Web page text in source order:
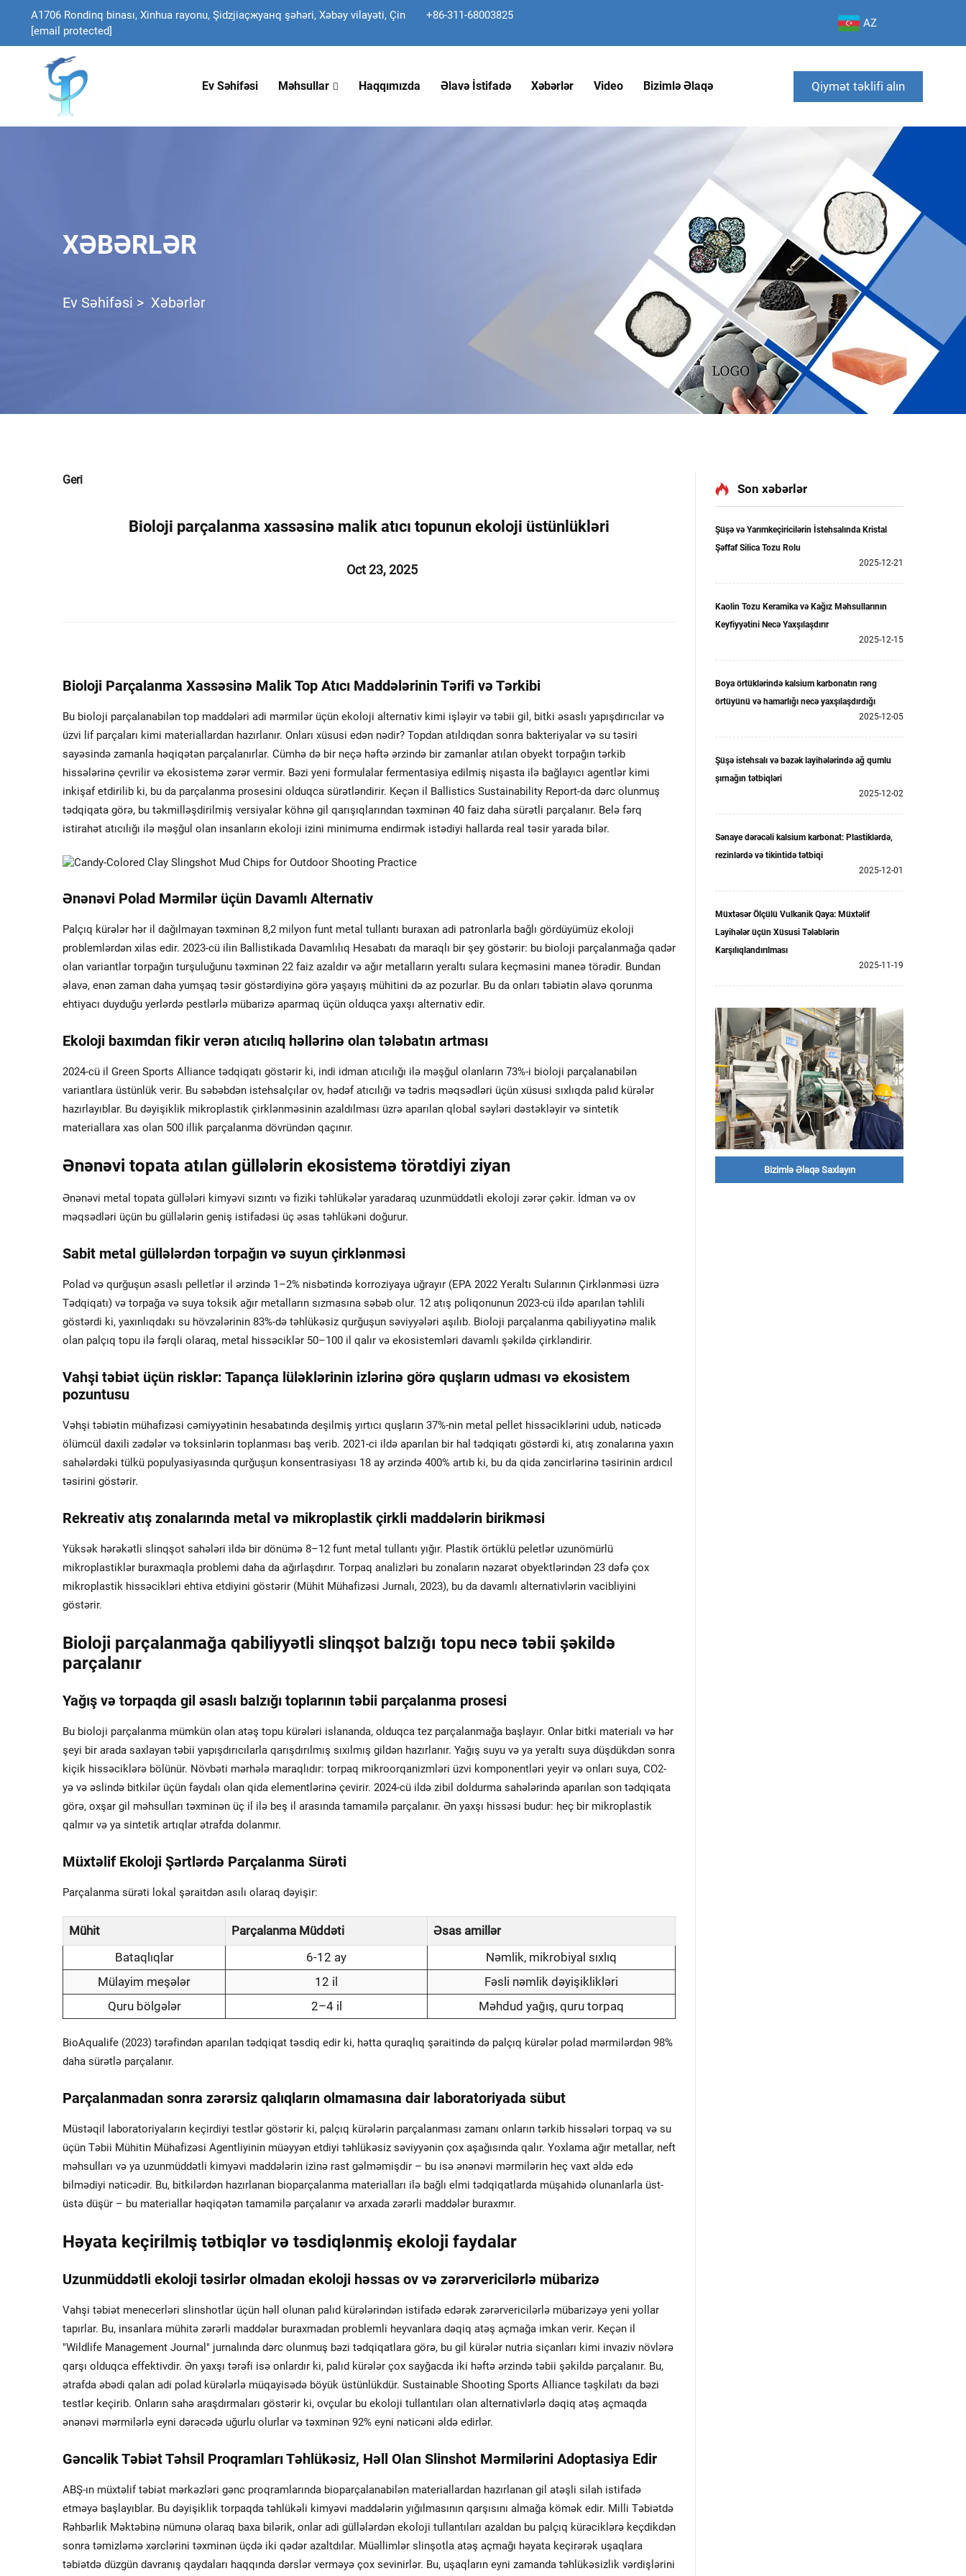
A1706 Rondinq binası, Xinhua rayonu, Şidzjiaçжуанq şəhəri, Xəbəy vilayəti, Çin
+86-311-68003825
[email protected]
AZ
Ev Səhifəsi Məhsullar Haqqımızda Əlavə İstifadə Xəbərlər Video Bizimlə Əlaqə Qiymət təklifi alın
XƏBƏRLƏR
Ev Səhifəsi > Xəbərlər
Geri
Bioloji parçalanma xassəsinə malik atıcı topunun ekoloji üstünlükləri
Oct 23, 2025
Bioloji Parçalanma Xassəsinə Malik Top Atıcı Maddələrinin Tərifi və Tərkibi
Bu bioloji parçalanabilən top maddələri adi mərmilər üçün ekoloji alternativ kimi işləyir və təbii gil, bitki əsaslı yapışdırıcılar və
üzvi lif parçaları kimi materiallardan hazırlanır. Onları xüsusi edən nədir? Topdan atıldıqdan sonra bakteriyalar və su təsiri
sayəsində zamanla həqiqətən parçalanırlar. Cümhə də bir neçə həftə ərzində bir zamanlar atılan obyekt torpağın tərkib
hissələrinə çevrilir və ekosistemə zərər vermir. Bəzi yeni formulalar fermentasiya edilmiş nişasta ilə bağlayıcı agentlər kimi
inkişaf etdirilib ki, bu da parçalanma prosesini olduqca sürətləndirir. Keçən il Ballistics Sustainability Report-da dərc olunmuş
tədqiqata görə, bu təkmilləşdirilmiş versiyalar köhnə gil qarışıqlarından təxminən 40 faiz daha sürətli parçalanır. Belə fərq
istirahət atıcılığı ilə məşğul olan insanların ekoloji izini minimuma endirmək istədiyi hallarda real təsir yarada bilər.
Ənənəvi Polad Mərmilər üçün Davamlı Alternativ
Palçıq kürələr hər il dağılmayan təxminən 8,2 milyon funt metal tullantı buraxan adi patronlarla bağlı gördüyümüz ekoloji
problemlərdən xilas edir. 2023-cü ilin Ballistikada Davamlılıq Hesabatı da maraqlı bir şey göstərir: bu bioloji parçalanmağa qadər
olan variantlar torpağın turşuluğunu təxminən 22 faiz azaldır və ağır metalların yeraltı sulara keçməsini maneə törədir. Bundan
əlavə, enən zaman daha yumşaq təsir göstərdiyinə görə yaşayış mühitini də az pozurlar. Bu da onları təbiətin əlavə qorunma
ehtiyacı duyduğu yerlərdə pestlərlə mübarizə aparmaq üçün olduqca yaxşı alternativ edir.
Ekoloji baxımdan fikir verən atıcılıq həllərinə olan tələbatın artması
2024-cü il Green Sports Alliance tədqiqatı göstərir ki, indi idman atıcılığı ilə məşğul olanların 73%-i bioloji parçalanabilən
variantlara üstünlük verir. Bu səbəbdən istehsalçılar ov, hədəf atıcılığı və tədris məqsədləri üçün xüsusi sıxlıqda palıd kürələr
hazırlayıblar. Bu dəyişiklik mikroplastik çirklənməsinin azaldılması üzrə aparılan qlobal səyləri dəstəkləyir və sintetik
materiallara xas olan 500 illik parçalanma dövründən qaçınır.
Ənənəvi topata atılan güllələrin ekosistemə törətdiyi ziyan
Ənənəvi metal topata güllələri kimyəvi sızıntı və fiziki təhlükələr yaradaraq uzunmüddətli ekoloji zərər çəkir. İdman və ov
məqsədləri üçün bu güllələrin geniş istifadəsi üç əsas təhlükəni doğurur.
Sabit metal güllələrdən torpağın və suyun çirklənməsi
Polad və qurğuşun əsaslı pelletlər il ərzində 1–2% nisbətində korroziyaya uğrayır (EPA 2022 Yeraltı Sularının Çirklənməsi üzrə
Tədqiqatı) və torpağa və suya toksik ağır metalların sızmasına səbəb olur. 12 atış poliqonunun 2023-cü ildə aparılan təhlili
göstərdi ki, yaxınlıqdakı su hövzələrinin 83%-də təhlükəsiz qurğuşun səviyyələri aşılıb. Bioloji parçalanma qabiliyyətinə malik
olan palçıq topu ilə fərqli olaraq, metal hissəciklər 50–100 il qalır və ekosistemləri davamlı şəkildə çirkləndirir.
Vahşi təbiət üçün risklər: Tapança lüləklərinin izlərinə görə quşların udması və ekosistem
pozuntusu
Vəhşi təbiətin mühafizəsi cəmiyyətinin hesabatında deşilmiş yırtıcı quşların 37%-nin metal pellet hissəciklərini udub, nəticədə
ölümcül daxili zədələr və toksinlərin toplanması baş verib. 2021-ci ildə aparılan bir hal tədqiqatı göstərdi ki, atış zonalarına yaxın
sahələrdəki tülkü populyasiyasında qurğuşun konsentrasiyası 18 ay ərzində 400% artıb ki, bu da qida zəncirlərinə təsirinin ardıcıl
təsirini göstərir.
Rekreativ atış zonalarında metal və mikroplastik çirkli maddələrin birikməsi
Yüksək hərəkətli slinqşot sahələri ildə bir dönümə 8–12 funt metal tullantı yığır. Plastik örtüklü peletlər uzunömürlü
mikroplastiklər buraxmaqla problemi daha da ağırlaşdırır. Torpaq analizləri bu zonaların nəzarət obyektlərindən 23 dəfə çox
mikroplastik hissəcikləri ehtiva etdiyini göstərir (Mühit Mühafizəsi Jurnalı, 2023), bu da davamlı alternativlərin vacibliyini
göstərir.
Bioloji parçalanmağa qabiliyyətli slinqşot balzığı topu necə təbii şəkildə
parçalanır
Yağış və torpaqda gil əsaslı balzığı toplarının təbii parçalanma prosesi
Bu bioloji parçalanma mümkün olan atəş topu kürələri islananda, olduqca tez parçalanmağa başlayır. Onlar bitki materialı və hər
şeyi bir arada saxlayan təbii yapışdırıcılarla qarışdırılmış sıxılmış gildən hazırlanır. Yağış suyu və ya yeraltı suya düşdükdən sonra
kiçik hissəciklərə bölünür. Növbəti mərhələ maraqlıdır: torpaq mikroorqanizmləri üzvi komponentləri yeyir və onları suya, CO2-
yə və əslində bitkilər üçün faydalı olan qida elementlərinə çevirir. 2024-cü ildə zibil doldurma sahələrində aparılan son tədqiqata
görə, oxşar gil məhsulları təxminən üç il ilə beş il arasında tamamilə parçalanır. Ən yaxşı hissəsi budur: heç bir mikroplastik
qalmır və ya sintetik artıqlar ətrafda dolanmır.
Müxtəlif Ekoloji Şərtlərdə Parçalanma Sürəti
Parçalanma sürəti lokal şəraitdən asılı olaraq dəyişir:
Mühit Parçalanma Müddəti
Əsas amillər
Bataqlıqlar
6-12 ay
Nəmlik, mikrobiyal sıxlıq
Mülayim meşələr
12 il
Fəsli nəmlik dəyişiklikləri
Quru bölgələr
2–4 il Məhdud yağış, quru torpaq
BioAqualife (2023) tərəfindən aparılan tədqiqat təsdiq edir ki, hətta quraqlıq şəraitində də palçıq kürələr polad mərmilərdən 98%
daha sürətlə parçalanır.
Parçalanmadan sonra zərərsiz qalıqların olmamasına dair laboratoriyada sübut
Müstəqil laboratoriyaların keçirdiyi testlər göstərir ki, palçıq kürələrin parçalanması zamanı onların tərkib hissələri torpaq və su
üçün Təbii Mühitin Mühafizəsi Agentliyinin müəyyən etdiyi təhlükəsiz səviyyənin çox aşağısında qalır. Yoxlama ağır metallar, neft
məhsulları və ya uzunmüddətli kimyəvi maddələrin izinə rast gəlməmişdir – bu isə ənənəvi mərmilərin heç vaxt əldə edə
bilmədiyi nəticədir. Bu, bitkilərdən hazırlanan bioparçalanma materialları ilə bağlı elmi tədqiqatlarda müşahidə olunanlarla üst-
üstə düşür – bu materiallar həqiqətən tamamilə parçalanır və arxada zərərli maddələr buraxmır.
Həyata keçirilmiş tətbiqlər və təsdiqlənmiş ekoloji faydalar
Uzunmüddətli ekoloji təsirlər olmadan ekoloji həssas ov və zərərvericilərlə mübarizə
Vahşi təbiət menecerləri slinshotlar üçün həll olunan palıd kürələrindən istifadə edərək zərərvericilərlə mübarizəyə yeni yollar
tapırlar. Bu, insanlara mühitə zərərli maddələr buraxmadan problemli heyvanlara dəqiq atəş açmağa imkan verir. Keçən il
"Wildlife Management Journal" jurnalında dərc olunmuş bəzi tədqiqatlara görə, bu gil kürələr nutria siçanları kimi invaziv növlərə
qarşı olduqca effektivdir. Ən yaxşı tərəfi isə onlardır ki, palıd kürələr çox sayğacda iki həftə ərzində təbii şəkildə parçalanır. Bu,
ətrafda əbədi qalan adi polad kürələrlə müqayisədə böyük üstünlükdür. Sustainable Shooting Sports Alliance təşkilatı da bəzi
testlər keçirib. Onların sahə araşdırmaları göstərir ki, ovçular bu ekoloji tullantıları olan alternativlərlə dəqiq atəş açmaqda
ənənəvi mərmilərlə eyni dərəcədə uğurlu olurlar və təxminən 92% eyni nəticəni əldə edirlər.
Gəncəlik Təbiət Təhsil Proqramları Təhlükəsiz, Həll Olan Slinshot Mərmilərini Adoptasiya Edir
ABŞ-ın müxtəlif təbiət mərkəzləri gənc proqramlarında bioparçalanabilən materiallardan hazırlanan gil atəşli silah istifadə
etməyə başlayıblar. Bu dəyişiklik torpaqda təhlükəli kimyəvi maddələrin yığılmasının qarşısını almağa kömək edir. Milli Təbiətdə
Rəhbərlik Məktəbinə nümunə olaraq baxa bilərik, onlar adi güllələrdən ekoloji tullantıları azaldan bu palçıq kürəciklərə keçdikdən
sonra təmizləmə xərclərini təxminən üçdə iki qədər azaltdılar. Müəllimlər slinşotla atəş açmağı həyata keçirərək uşaqlara
təbiətdə düzgün davranış qaydaları haqqında dərslər verməyə çox sevinirlər. Bu, uşaqların eyni zamanda təhlükəsizlik vərdişlərini
Son xəbərlər
Şüşə və Yarımkeçiricilərin İstehsalında Kristal
Şəffaf Silica Tozu Rolu
2025-12-21
Kaolin Tozu Keramika və Kağız Məhsullarının
Keyfiyyətini Necə Yaxşılaşdırır
2025-12-15
Boya örtüklərində kalsium karbonatın rəng
örtüyünü və hamarlığı necə yaxşılaşdırdığı
2025-12-05
Şüşə istehsalı və bəzək layihələrində ağ qumlu
şırnağın tətbiqləri
2025-12-02
Sənaye dərəcəli kalsium karbonat: Plastiklərdə,
rezinlərdə və tikintidə tətbiqi
2025-12-01
Müxtəsər Ölçülü Vulkanik Qaya: Müxtəlif
Layihələr üçün Xüsusi Tələblərin
Karşılıqlandırılması
2025-11-19
Bizimlə Əlaqə Saxlayın